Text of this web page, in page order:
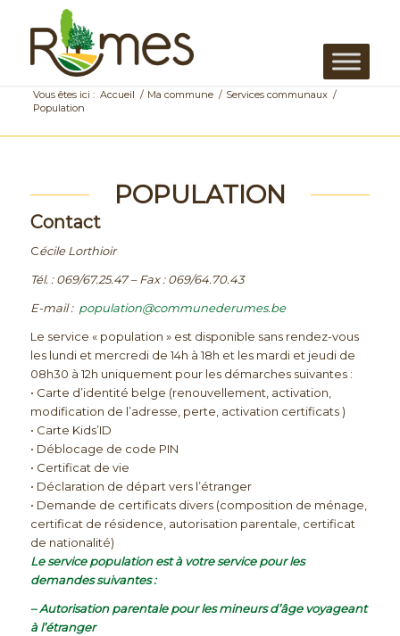
Vous êtes ici : Accueil / Ma commune / Services communaux /
Population
POPULATION
Contact
Cécile Lorthioir
Tél. : 069/67.25.47 – Fax : 069/64.70.43
E-mail : population@communederumes.be
Le service « population » est disponible sans rendez-vous
les lundi et mercredi de 14h à 18h et les mardi et jeudi de
08h30 à 12h uniquement pour les démarches suivantes :
• Carte d’identité belge (renouvellement, activation,
modification de l’adresse, perte, activation certificats )
• Carte Kids’ID
• Déblocage de code PIN
• Certificat de vie
• Déclaration de départ vers l’étranger
• Demande de certificats divers (composition de ménage,
certificat de résidence, autorisation parentale, certificat
de nationalité)
Le service population est à votre service pour les
demandes suivantes :
– Autorisation parentale pour les mineurs d’âge voyageant
à l’étranger